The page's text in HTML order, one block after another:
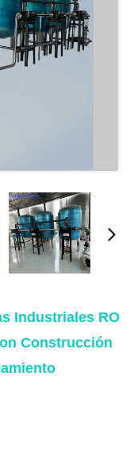
Industriales RO
Construcción